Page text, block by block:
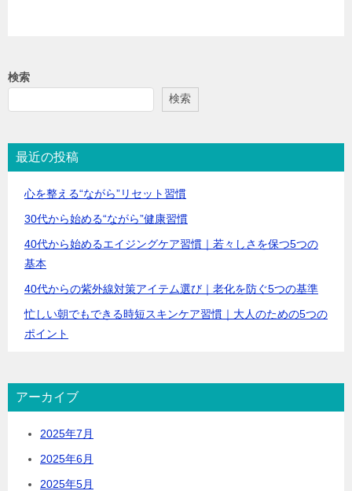
検索
検索
最近の投稿
心を整える“ながら”リセット習慣
30代から始める“ながら”健康習慣
40代から始めるエイジングケア習慣｜若々しさを保つ5つの
基本
40代からの紫外線対策アイテム選び｜老化を防ぐ5つの基準
忙しい朝でもできる時短スキンケア習慣｜大人のための5つの
ポイント
アーカイブ
2025年7月
2025年6月
2025年5月